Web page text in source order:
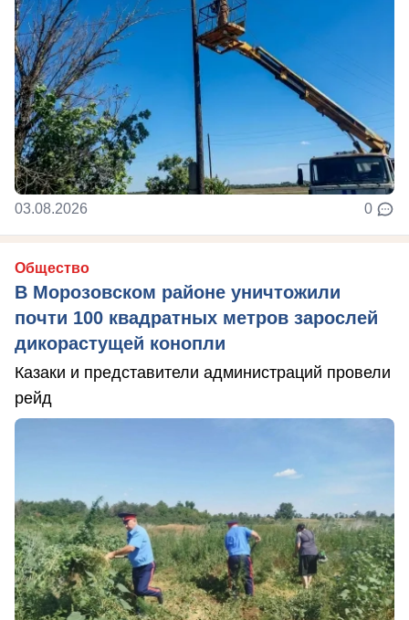
03.08.2026 0
Общество
В Морозовском районе уничтожили
почти 100 квадратных метров зарослей
дикорастущей конопли
Казаки и представители администраций провели
рейд